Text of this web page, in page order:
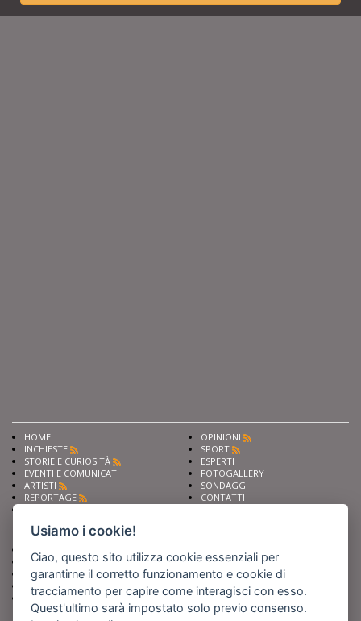
HOME
INCHIESTE
STORIE E CURIOSITÀ
EVENTI E COMUNICATI
ARTISTI
REPORTAGE
OPINIONI
SPORT
ESPERTI
FOTOGALLERY
SONDAGGI
CONTATTI
Chiedi ai nostri esperti
Scrivi alla redazione
Fai pubblicità con noi
Sostieni Barinedita
Iscriviti al nostro corso di
giornalismo
Seguici su
Usiamo i cookie!
Ciao, questo sito utilizza cookie essenziali per
garantirne il corretto funzionamento e cookie di
tracciamento per capire come interagisci con esso.
Quest'ultimo sarà impostato solo previo consenso.